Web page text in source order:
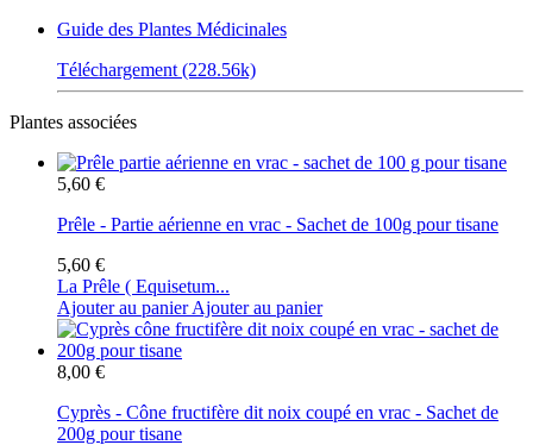
Guide des Plantes Médicinales
Téléchargement (228.56k)
Plantes associées
5,60 €
Prêle - Partie aérienne en vrac - Sachet de 100g pour tisane
5,60 €
La Prêle ( Equisetum...
Ajouter au panier Ajouter au panier
8,00 €
Cyprès - Cône fructifère dit noix coupé en vrac - Sachet de
200g pour tisane